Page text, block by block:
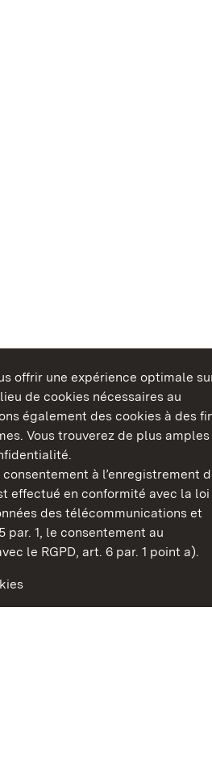
offrir une expérience optimale
de cookies nécessaires au
également des cookies à des
Vous trouverez de plus amples
consentement à l’enregistrement
effectué en conformité avec la loi
des télécommunications et
par. 1, le consentement au
le RGPD, art. 6 par. 1 point a).
Wurtemberg